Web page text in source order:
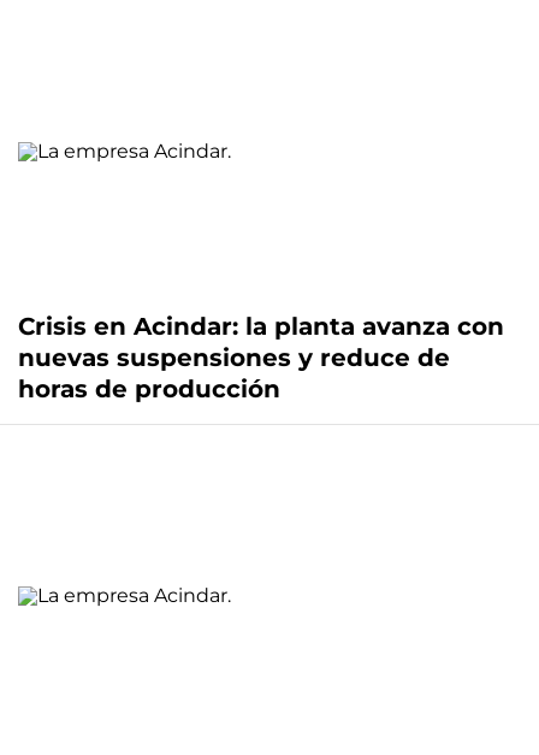
Crisis en Acindar: la planta avanza con
nuevas suspensiones y reduce de
horas de producción